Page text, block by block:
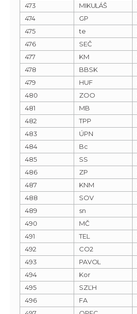
473
MIKULÁŠ
474
GP
475
te
476
SEČ
477
KM
478
BBSK
479
HUF
480
ZOO
481
MB
482
TPP
483
ÚPN
484
Bc
485
SS
486
ZP
487
KNM
488
SOV
489
sn
490
MČ
491
TEL
492
CO2
493
PAVOL
494
Kor
495
SZĽH
496
FA